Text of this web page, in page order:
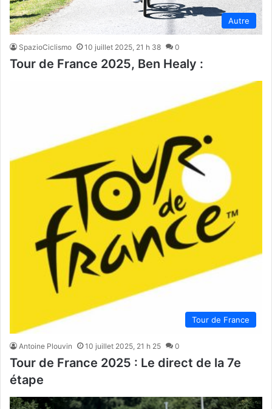
Autre
SpazioCiclismo 10 juillet 2025, 21 h 38 0
Tour de France 2025, Ben Healy :
Tour de France
Antoine Plouvin 10 juillet 2025, 21 h 25 0
Tour de France 2025 : Le direct de la 7e
étape